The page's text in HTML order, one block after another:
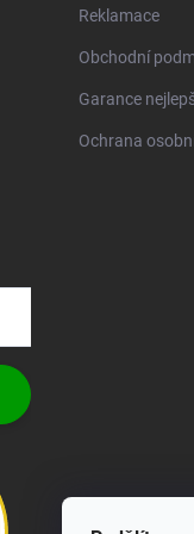
Reklamace
Obchodní
Garance
Ochrana